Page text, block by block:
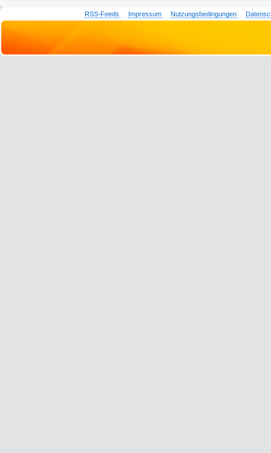
RSS-Feeds Impressum Nutzungsbedingungen